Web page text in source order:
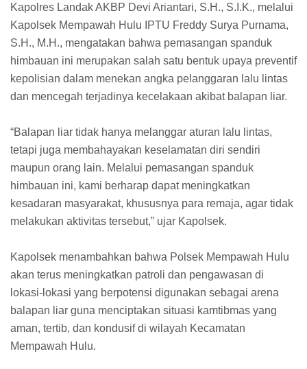
Kapolres Landak AKBP Devi Ariantari, S.H., S.I.K., melalui
Kapolsek Mempawah Hulu IPTU Freddy Surya Purnama,
S.H., M.H., mengatakan bahwa pemasangan spanduk
himbauan ini merupakan salah satu bentuk upaya preventif
kepolisian dalam menekan angka pelanggaran lalu lintas
dan mencegah terjadinya kecelakaan akibat balapan liar.
“Balapan liar tidak hanya melanggar aturan lalu lintas,
tetapi juga membahayakan keselamatan diri sendiri
maupun orang lain. Melalui pemasangan spanduk
himbauan ini, kami berharap dapat meningkatkan
kesadaran masyarakat, khususnya para remaja, agar tidak
melakukan aktivitas tersebut,” ujar Kapolsek.
Kapolsek menambahkan bahwa Polsek Mempawah Hulu
akan terus meningkatkan patroli dan pengawasan di
lokasi-lokasi yang berpotensi digunakan sebagai arena
balapan liar guna menciptakan situasi kamtibmas yang
aman, tertib, dan kondusif di wilayah Kecamatan
Mempawah Hulu.